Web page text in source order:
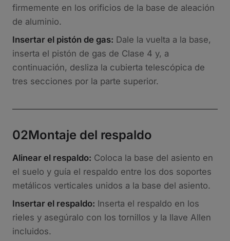
firmemente en los orificios de la base de aleación
de aluminio.
Insertar el pistón de gas: Dale la vuelta a la base,
inserta el pistón de gas de Clase 4 y, a
continuación, desliza la cubierta telescópica de
tres secciones por la parte superior.
02Montaje del respaldo
Alinear el respaldo: Coloca la base del asiento en
el suelo y guía el respaldo entre los dos soportes
metálicos verticales unidos a la base del asiento.
Insertar el respaldo: Inserta el respaldo en los
rieles y asegúralo con los tornillos y la llave Allen
incluidos.